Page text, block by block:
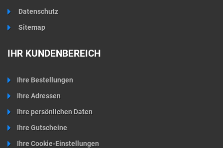
Datenschutz
Sitemap
IHR KUNDENBEREICH
Ihre Bestellungen
Ihre Adressen
Ihre persönlichen Daten
Ihre Gutscheine
Ihre Cookie-Einstellungen